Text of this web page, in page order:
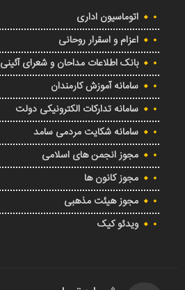
اتوماسیون اداری
اعزام و اسقرار روحانی
بانک اطلاعات مداحان و شعرای آئینی
سامانه آموزش کارمندان
سامانه تدارکات الکترونیکی دولت
سامانه شکایت مردمی سامد
مجوز انجمن های اسلامی
مجوز کانون ها
مجوز هیئت مذهبی
ویدئو کیک